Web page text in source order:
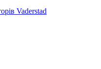
Vaderstad